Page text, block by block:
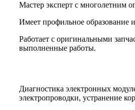
Мастер эксперт с многолетним
Имеет профильное образование
Работает с оригинальными
выполненные работы.
Диагностика электронных
электропроводки, устранение